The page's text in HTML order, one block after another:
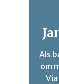
Als
om